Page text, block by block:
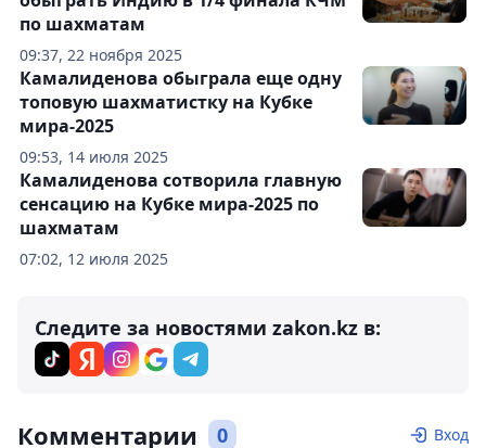
09:37, 22 ноября 2025
по шахматам
09:53, 14 июля 2025
Камалиденова обыграла еще одну
топовую шахматистку на Кубке
мира-2025
07:02, 12 июля 2025
Камалиденова сотворила главную
сенсацию на Кубке мира-2025 по
шахматам
Следите за новостями zakon.kz в:
Комментарии 0 Вход